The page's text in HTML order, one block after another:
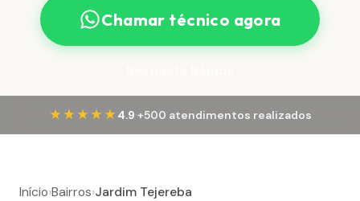
Chamar técnico agora
★★★★★ 4.9·+500 atendimentos realizados
Início›Bairros›Jardim Tejereba